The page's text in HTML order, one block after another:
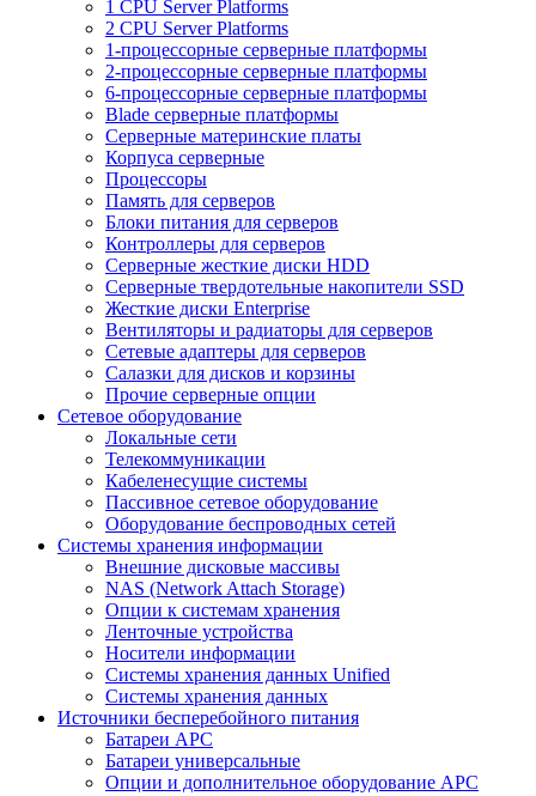
1 CPU Server Platforms
2 CPU Server Platforms
1-процессорные серверные платформы
2-процессорные серверные платформы
6-процессорные серверные платформы
Blade серверные платформы
Серверные материнские платы
Корпуса серверные
Процессоры
Память для серверов
Блоки питания для серверов
Контроллеры для серверов
Серверные жесткие диски HDD
Серверные твердотельные накопители SSD
Жесткие диски Enterprise
Вентиляторы и радиаторы для серверов
Сетевые адаптеры для серверов
Салазки для дисков и корзины
Прочие серверные опции
Сетевое оборудование
Локальные сети
Телекоммуникации
Кабеленесущие системы
Пассивное сетевое оборудование
Оборудование беспроводных сетей
Системы хранения информации
Внешние дисковые массивы
NAS (Network Attach Storage)
Опции к системам хранения
Ленточные устройства
Носители информации
Системы хранения данных Unified
Системы хранения данных
Источники бесперебойного питания
Батареи APC
Батареи универсальные
Опции и дополнительное оборудование АРС